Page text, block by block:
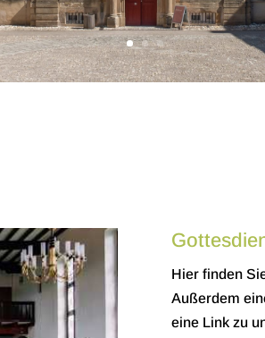
Hier finden
Außerdem
eine Link zu